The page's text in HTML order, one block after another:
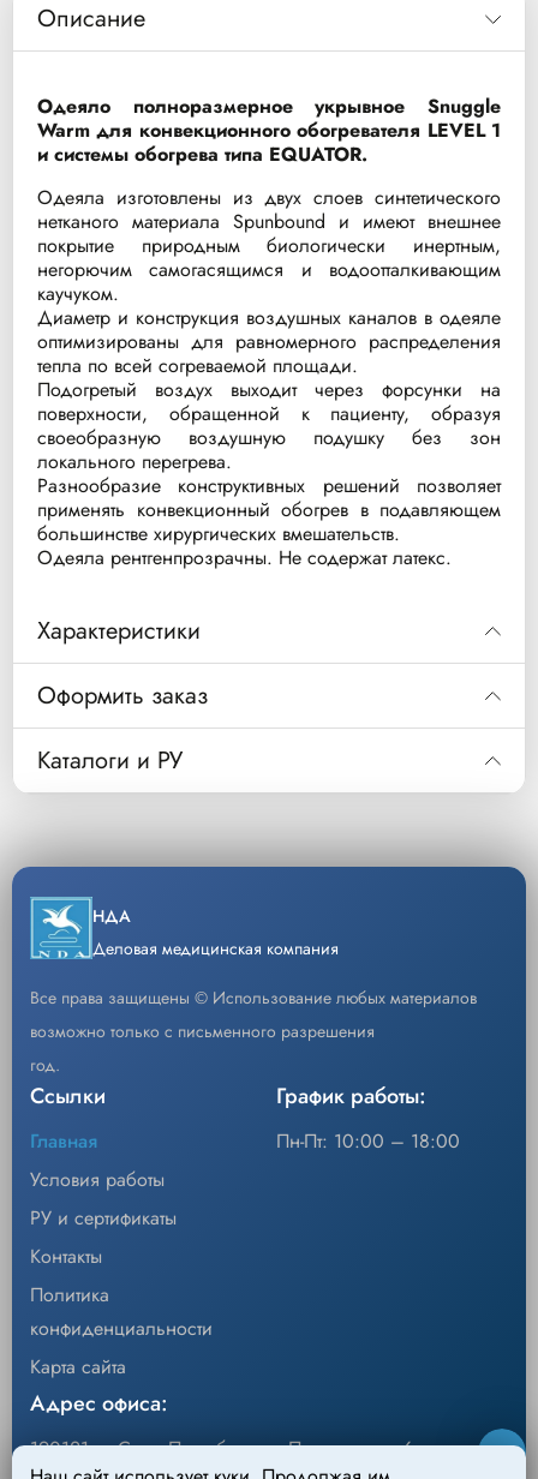
Описание
Характеристики
Оформить заказ
Каталоги и РУ
Одеяло полноразмерное укрывное Snuggle
Warm для конвекционного обогревателя LEVEL 1
и системы обогрева типа EQUATOR.
Одеяла изготовлены из двух слоев синтетического
нетканого материала Spunbound и имеют внешнее
покрытие природным биологически инертным,
негорючим самогасящимся и водоотталкивающим
каучуком.
Диаметр и конструкция воздушных каналов в одеяле
оптимизированы для равномерного распределения
тепла по всей согреваемой площади.
Подогретый воздух выходит через форсунки на
поверхности, обращенной к пациенту, образуя
своеобразную воздушную подушку без зон
локального перегрева.
Разнообразие конструктивных решений позволяет
применять конвекционный обогрев в подавляющем
большинстве хирургических вмешательств.
Одеяла рентгенпрозрачны. Не содержат латекс.
Полное одеяло с раздельным доступом
102 x 203 см
Рекомендуется к применению в областях:
•Операции на колене, ноге, ступне
•Операции на позвоночнике
•Акушерство
•Гинекология
•Послеоперационный обогрев
Ключевые характеристики SWU-2016:
•Перфорация по средней линии одеяла
обеспечивает расширенный доступ.
Код SWU-2016
Одеяло Snuggle Warm укрывное,
Уп/шт. 10
Кол-во
Скачать инструкцию
Скачать каталог
НДА
Деловая медицинская компания
Все права защищены © Использование любых материалов
возможно только с письменного разрешения
год.
Ссылки
Главная
Условия работы
РУ и сертификаты
Контакты
Политика
конфиденциальности
Карта сайта
График работы:
Пн-Пт: 10:00 – 18:00
Адрес офиса:
190121, г. Санкт-Петербург, ул.Перевозная, 6